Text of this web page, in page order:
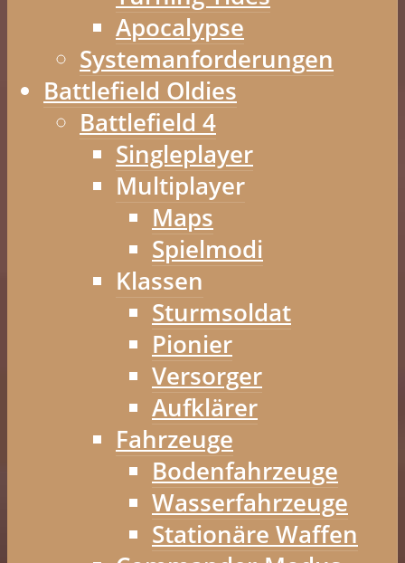
Apocalypse
Systemanforderungen
Battlefield Oldies
Battlefield 4
Singleplayer
Multiplayer
Maps
Spielmodi
Klassen
Sturmsoldat
Pionier
Versorger
Aufklärer
Fahrzeuge
Bodenfahrzeuge
Wasserfahrzeuge
Stationäre Waffen